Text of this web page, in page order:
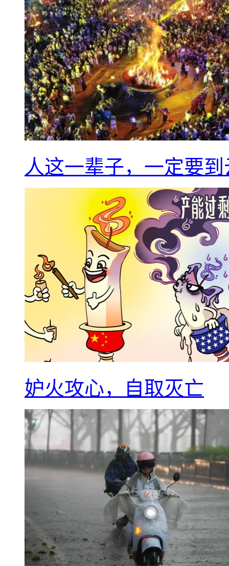
人这一辈子，一定要
妒火攻心，自取灭亡